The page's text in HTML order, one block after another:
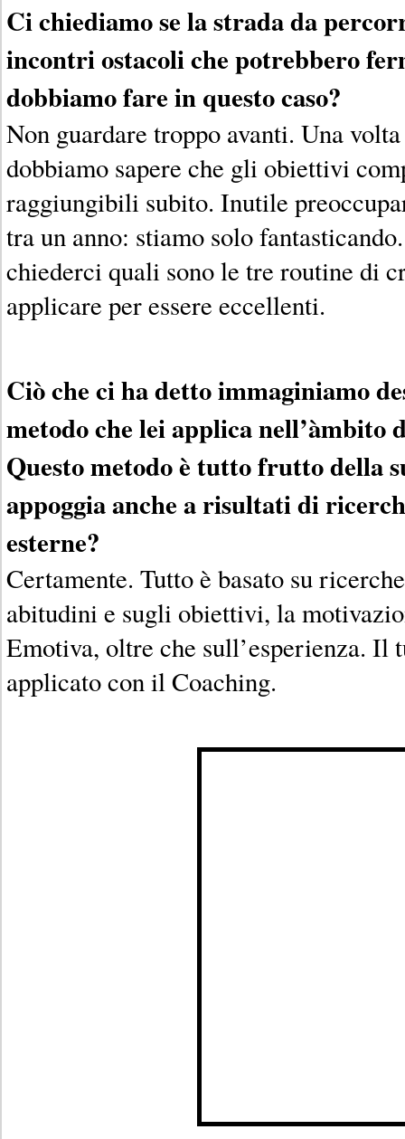
Ci chiediamo se la strada da
incontri ostacoli che potrebbero
dobbiamo fare in questo caso?
Non guardare troppo avanti. Una
dobbiamo sapere che gli obiettivi
raggiungibili subito. Inutile
tra un anno: stiamo solo
chiederci quali sono le tre routine di
applicare per essere eccellenti.
Ciò che ci ha detto immaginiamo
metodo che lei applica nell’àmbito
Questo metodo è tutto frutto della
appoggia anche a risultati di
esterne?
Certamente. Tutto è basato su
abitudini e sugli obiettivi, la
Emotiva, oltre che sull’esperienza. Il
applicato con il Coaching.